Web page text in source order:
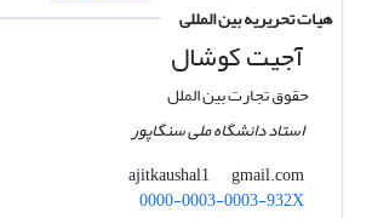
هیات تحریریه بین المللی
آجیت کوشال
حقوق تجارت بین الملل
استاد دانشگاه ملی سنگاپور
ajitkaushal1
gmail.com
0000-0003-0003-932X